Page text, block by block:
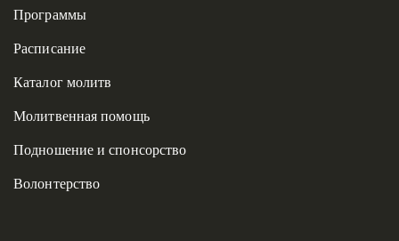
Программы
Расписание
Каталог молитв
Молитвенная помощь
Подношение и спонсорство
Волонтерство